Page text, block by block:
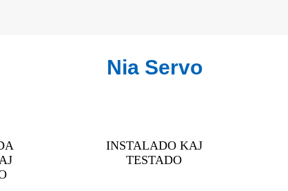
Nia Servo
INSTALADO KAJ
TESTADO